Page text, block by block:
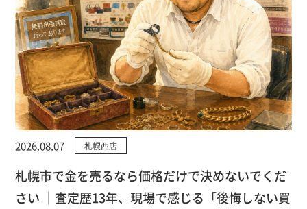
2026.08.07 札幌西店
札幌市で金を売るなら価格だけで決めないでくだ
さい ｜査定歴13年、現場で感じる「後悔しない買